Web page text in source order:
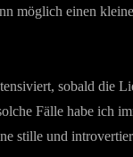
möglich einen
sobald die
Fälle habe ich
stille und